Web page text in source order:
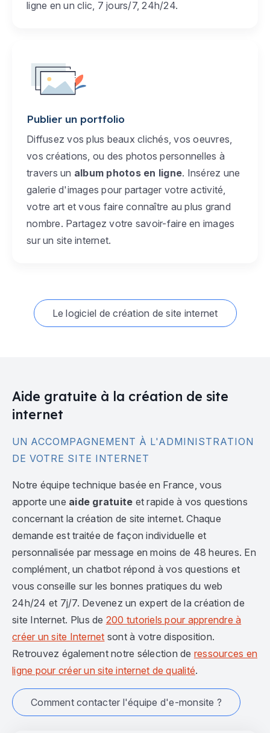
ligne en un clic, 7 jours/7, 24h/24.
Publier un portfolio
Diffusez vos plus beaux clichés, vos oeuvres,
vos créations, ou des photos personnelles à
travers un album photos en ligne. Insérez une
galerie d'images pour partager votre activité,
votre art et vous faire connaître au plus grand
nombre. Partagez votre savoir-faire en images
sur un site internet.
Le logiciel de création de site internet
Aide gratuite à la création de site
internet
UN ACCOMPAGNEMENT À L'ADMINISTRATION
DE VOTRE SITE INTERNET
Notre équipe technique basée en France, vous
apporte une aide gratuite et rapide à vos questions
concernant la création de site internet. Chaque
demande est traitée de façon individuelle et
personnalisée par message en moins de 48 heures. En
complément, un chatbot répond à vos questions et
vous conseille sur les bonnes pratiques du web
24h/24 et 7j/7. Devenez un expert de la création de
site Internet. Plus de 200 tutoriels pour apprendre à
créer un site Internet sont à votre disposition.
Retrouvez également notre sélection de ressources en
ligne pour créer un site internet de qualité.
Comment contacter l'équipe d'e-monsite ?